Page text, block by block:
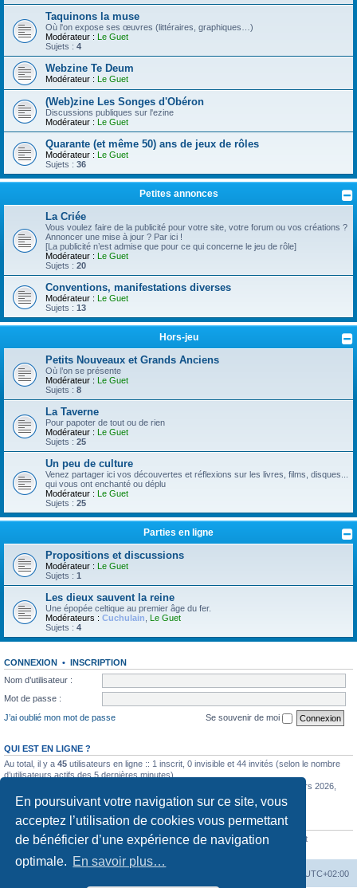
En poursuivant votre navigation sur ce site, vous
acceptez l’utilisation de cookies vous permettant
de bénéficier d’une expérience de navigation
optimale. En savoir plus…
Taquinons la muse
Où l'on expose ses œuvres (littéraires, graphiques…)
Modérateur : Le Guet
Sujets : 4
Webzine Te Deum
Modérateur : Le Guet
(Web)zine Les Songes d'Obéron
Discussions publiques sur l'ezine
Modérateur : Le Guet
Quarante (et même 50) ans de jeux de rôles
Modérateur : Le Guet
Sujets : 36
Petites annonces
La Criée
Vous voulez faire de la publicité pour votre site, votre forum ou vos créations ?
Annoncer une mise à jour ? Par ici !
[La publicité n’est admise que pour ce qui concerne le jeu de rôle]
Modérateur : Le Guet
Sujets : 20
Conventions, manifestations diverses
Modérateur : Le Guet
Sujets : 13
Hors-jeu
Petits Nouveaux et Grands Anciens
Où l’on se présente
Modérateur : Le Guet
Sujets : 8
La Taverne
Pour papoter de tout ou de rien
Modérateur : Le Guet
Sujets : 25
Un peu de culture
Venez partager ici vos découvertes et réflexions sur les livres, films, disques...
qui vous ont enchanté ou déplu
Modérateur : Le Guet
Sujets : 25
Parties en ligne
Propositions et discussions
Modérateur : Le Guet
Sujets : 1
Les dieux sauvent la reine
Une épopée celtique au premier âge du fer.
Modérateurs : Cuchulain
Le Guet
Sujets : 4
CONNEXION • INSCRIPTION
Nom d’utilisateur :
Mot de passe :
J’ai oublié mon mot de passe
Se souvenir de moi
QUI EST EN LIGNE ?
Au total, il y a 45 utilisateurs en ligne :: 1 inscrit, 0 invisible et 44 invités (selon le nombre
d’utilisateurs actifs des 5 dernières minutes)
le 11 mars 2026,
12:57
STATISTIQUES
6352messages •442 sujets •770membres • Notre membre le plus récent est
UTC+02:00